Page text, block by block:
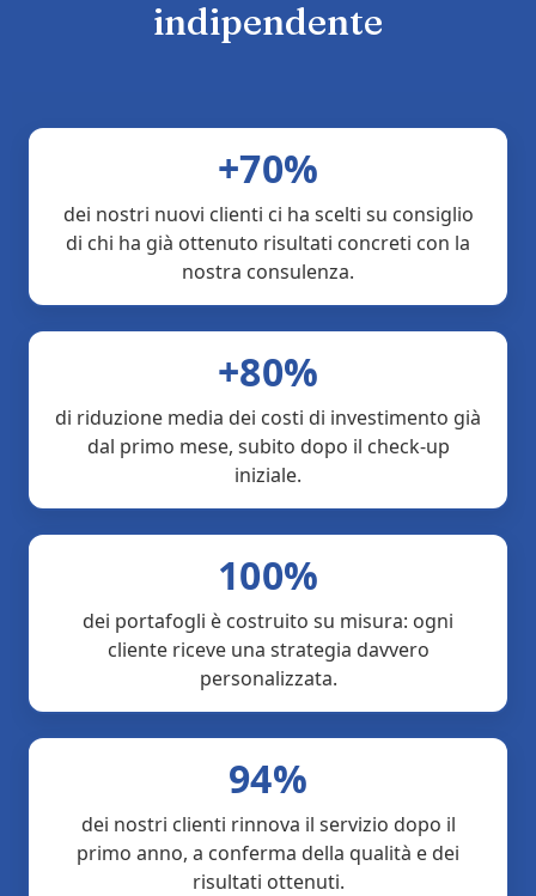
indipendente
+70%
dei nostri nuovi clienti ci ha scelti su consiglio
di chi ha già ottenuto risultati concreti con la
nostra consulenza.
+80%
di riduzione media dei costi di investimento già
dal primo mese, subito dopo il check-up
iniziale.
100%
dei portafogli è costruito su misura: ogni
cliente riceve una strategia davvero
personalizzata.
94%
dei nostri clienti rinnova il servizio dopo il
primo anno, a conferma della qualità e dei
risultati ottenuti.